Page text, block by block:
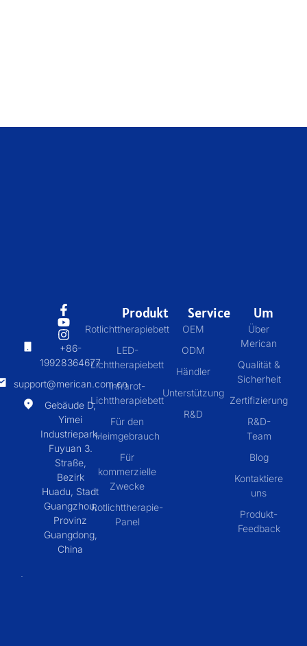
+86-
19928364677
support@merican.com.cn
Gebäude D,
Yimei
Industriepark,
Fuyuan 3.
Straße,
Bezirk
Huadu, Stadt
Guangzhou,
Provinz
Guangdong,
China
Produkt
Rotlichttherapiebett
LED-
Lichttherapiebett
Infrarot-
Lichttherapiebett
Für den
Heimgebrauch
Für
kommerzielle
Zwecke
Rotlichttherapie-
Panel
Service
OEM
ODM
Händler
Unterstützung
R&D
Um
Über
Merican
Qualität &
Sicherheit
Zertifizierung
R&D-
Team
Blog
Kontaktiere
uns
Produkt-
Feedback